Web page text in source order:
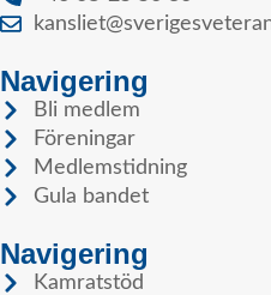
Navigering
Bli medlem
Föreningar
Medlemstidning
Gula bandet
Navigering
Kamratstöd